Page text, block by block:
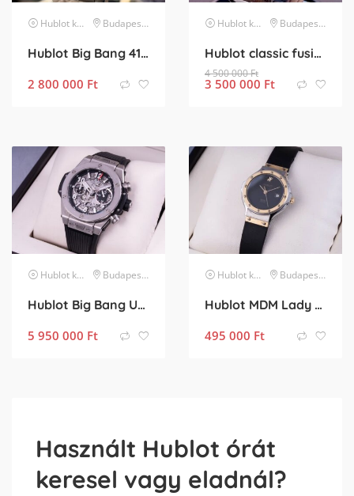
Hublot karóra Budapest XXIII. kerület
Hublot Big Bang 41 Aspen White kompletten
2 800 000 Ft
Hublot karóra Budapest XXIII. kerület
Hublot classic fusion chronograph gyári brilles
4 500 000Ft
3 500 000 Ft
Hublot karóra Budapest XIII. kerület
Hublot Big Bang Unico
5 950 000 Ft
Hublot karóra Budapest XIII. kerület
Hublot MDM Lady 18k
495 000 Ft
Használt Hublot órát
keresel vagy eladnál?